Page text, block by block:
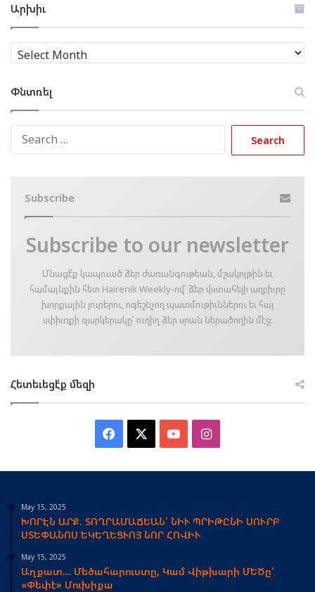
Արխիւ
Արխիւ
Փնտռել
Subscribe
Subscribe to our newsletter
Մնացէ՛ք կապուած ձեր ժառանգութեան, մշակոյթին եւ
համայնքին հետ Hairenik Weekly-ով՝ ձեր վստահելի աղբիւրը
խորքային լուրերու, ոգեշնչող պատմութիւններու եւ հայ
սփիւռքի զարկերակը՝ ուղիղ ձեր սրան ներածողին մէջ։
Հետեւեցէ՛ք մեզի
Facebook YouTubeInstagram
May 15, 2025
ԽՈՐԷՆ ԱՐՔ. ՏՈՂՐԱՄԱՃԵԱՆ՝ ՆԻՒ ՊՐԻԹԸՆԻ ՍՈՒՐԲ
ՍՏԵՓԱՆՈՍ ԵԿԵՂԵՑՒՈՅ ՆՈՐ ՀՈՎԻՒ
May 15, 2025
Աղքատ… Մեծահարուստը, Կամ Վիթխարի ՄԵԾը՝
«Փեփէ» Մուխիքա